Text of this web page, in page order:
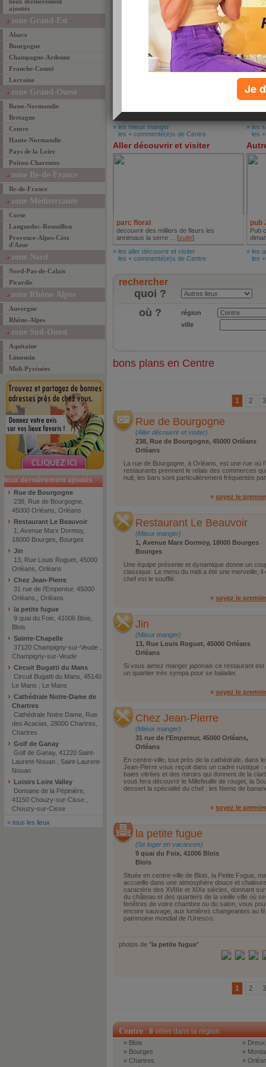
ajoutés
zone Grand-Est
Alsace
Bourgogne
Champagne-Ardenne
Franche-Comté
Lorraine
zone Grand-Ouest
Basse-Normandie
Bretagne
Centre
Haute-Normandie
Pays de la Loire
Poitou-Charentes
zone Ile-de-France
Ile-de-France
zone Méditerranée
Corse
Languedoc-Roussillon
Provence-Alpes-Côte
d'Azur
zone Nord
Nord-Pas-de-Calais
Picardie
zone Rhône-Alpes
Auvergne
Rhône-Alpes
zone Sud-Ouest
Aquitaine
Limousin
Midi-Pyrénées
lieux dernièrement ajoutés
Rue de Bourgogne
238, Rue de Bourgogne,
45000 Orléans, Orléans
Restaurant Le Beauvoir
1, Avenue Marx Dormoy,
18000 Bourges, Bourges
Jin
13, Rue Louis Roguet, 45000
Orléans, Orléans
Chez Jean-Pierre
31 rue de l'Empereur, 45000
Orléans,, Orléans
la petite fugue
9 quai du Foix, 41006 Blois,
Blois
Sainte-Chapelle
37120 Champigny-sur-Veude ,
Champigny-sur-Veude
Circuit Bugatti du Mans
Circuit Bugatti du Mans, 45140
Le Mans , Le Mans
Cathédrale Notre-Dame de
Chartres
Cathédrale Notre Dame, Rue
des Acacias, 28000 Chartres,
Chartres
Golf de Ganay
Golf de Ganay, 41220 Saint-
Laurent-Nouan , Saint-Laurent-
Nouan
Loisirs Loire Valley
Domaine de la Pépinière,
41150 Chouzy-sur-Cisse ,
Chouzy-sur-Cisse
» tous les lieux
Mieux manger
c trop beau j'aime bcq [suite]
» les mieux manger
les + commenté(e)s de Centre
Se
la
» les
les +
Aller découvrir et visiter
parc floral
decouvrir des milliers de fleurs les
annimaux la serre ... [suite]
» les aller découvrir et visiter
les + commenté(e)s de Centre
pub
Pub
» les
les +
rechercher
quoi ?
où ?
région
ville
bons plans en Centre
3
2
1
Rue de Bourgogne
(Aller découvrir et visiter)
238, Rue de Bourgogne, 45000 Orléans
Orléans
La rue de Bourgogne, à Orléans, est une rue où
restaurants prennent le relais des commerces
nuit, les bars sont particulièrement fréquentés
» soyez le
Restaurant Le Beauvoir
(Mieux manger)
1, Avenue Marx Dormoy, 18000 Bourges
Bourges
Une équipe présente et dynamique donne un
classique. Le menu du midi a été une merveille,
chef est le soufflé.
» soyez le
Jin
(Mieux manger)
13, Rue Louis Roguet, 45000 Orléans
Orléans
Si vous aimez manger japonais ce restaurant
un quartier très sympa pour se balader.
» soyez le
Chez Jean-Pierre
(Mieux manger)
31 rue de l'Empereur, 45000 Orléans,
Orléans
En centre-ville, tout près de la cathédrale, dans
Jean-Pierre vous reçoit dans un cadre rustique :
baies vitrées et des miroirs qui donnent de la
vous fera découvrir le Millefeuille de rouget, la
dessert la spécialité du chef : les Nems de
» soyez le
la petite fugue
(Se loger en vacances)
9 quai du Foix, 41006 Blois
Blois
Située en centre-ville de Blois, la Petite Fugue,
accueille dans une atmosphère douce et
caractère des XVIIIe et XIXe siècles, donnant
du château et des quartiers de la vieille ville où
fenêtres de votre chambre ou du salon, vous
encore sauvage, aux lumières changeantes au
patrimoine mondial de l'Unesco.
photos de "la petite fugue"
3
2
1
Centre:8villes dans la région
» Blois
» Bourges
» Chartres
» Dreux
»
»
Je